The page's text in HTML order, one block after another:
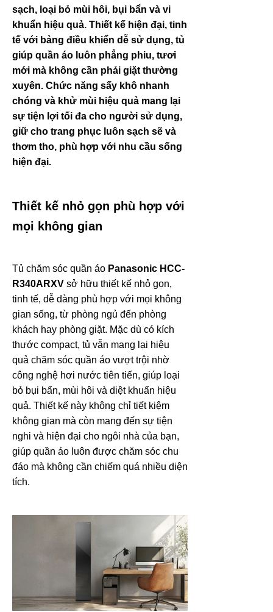
sạch, loại bỏ mùi hôi, bụi bẩn và vi
khuẩn hiệu quả. Thiết kế hiện đại, tinh
tế với bảng điều khiển dễ sử dụng, tủ
giúp quần áo luôn phẳng phiu, tươi
mới mà không cần phải giặt thường
xuyên. Chức năng sấy khô nhanh
chóng và khử mùi hiệu quả mang lại
sự tiện lợi tối đa cho người sử dụng,
giữ cho trang phục luôn sạch sẽ và
thơm tho, phù hợp với nhu cầu sống
hiện đại.
Thiết kế nhỏ gọn phù hợp với
mọi không gian
Tủ chăm sóc quần áo Panasonic HCC-
R340ARXV sở hữu thiết kế nhỏ gọn,
tinh tế, dễ dàng phù hợp với mọi không
gian sống, từ phòng ngủ đến phòng
khách hay phòng giặt. Mặc dù có kích
thước compact, tủ vẫn mang lại hiệu
quả chăm sóc quần áo vượt trội nhờ
công nghệ hơi nước tiên tiến, giúp loại
bỏ bụi bẩn, mùi hôi và diệt khuẩn hiệu
quả. Thiết kế này không chỉ tiết kiệm
không gian mà còn mang đến sự tiện
nghi và hiện đại cho ngôi nhà của bạn,
giúp quần áo luôn được chăm sóc chu
đáo mà không cần chiếm quá nhiều diện
tích.